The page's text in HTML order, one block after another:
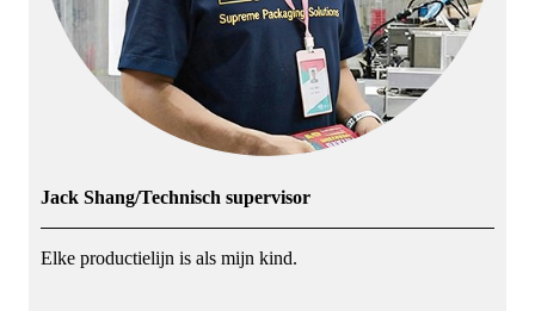
Jack Shang/Technisch supervisor
Elke productielijn is als mijn kind.